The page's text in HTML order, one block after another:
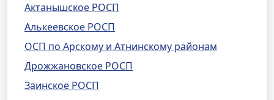
Актанышское РОСП
Алькеевское РОСП
ОСП по Арскому и Атнинскому районам
Дрожжановское РОСП
Заинское РОСП